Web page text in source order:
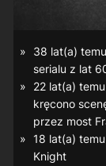
38 lat(a)
serialu z lat
22 lat(a)
kręcono
przez most
18 lat(a)
Knight